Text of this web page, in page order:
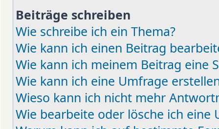
Beiträge schreiben
Wie schreibe ich ein Thema?
Wie kann ich einen Beitrag
Wie kann ich meinem Beitrag eine
Wie kann ich eine Umfrage
Wieso kann ich nicht mehr
Wie bearbeite oder lösche ich eine